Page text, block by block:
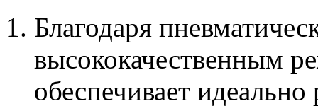
Благодаря
высококачественным
обеспечивает